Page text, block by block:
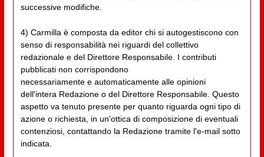
successive modifiche.
4) Carmilla è composta da editor chi si autogestiscono con
senso di responsabilità nei riguardi del collettivo
redazionale e del Direttore Responsabile. I contributi
pubblicati non corrispondono
necessariamente e automaticamente alle opinioni
dell'intera Redazione o del Direttore Responsabile. Questo
aspetto va tenuto presente per quanto riguarda ogni tipo di
azione o richiesta, in un'ottica di composizione di eventuali
contenziosi, contattando la Redazione tramite l'e-mail sotto
indicata.